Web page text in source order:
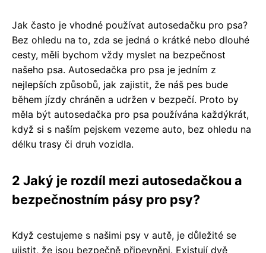
Jak často je vhodné používat autosedačku pro psa?
Bez ohledu na to, zda se jedná o krátké nebo dlouhé
cesty, měli bychom vždy myslet na bezpečnost
našeho psa. Autosedačka pro psa je jedním z
nejlepších způsobů, jak zajistit, že náš pes bude
během jízdy chráněn a udržen v bezpečí. Proto by
měla být autosedačka pro psa používána každýkrát,
když si s naším pejskem vezeme auto, bez ohledu na
délku trasy či druh vozidla.
2 Jaký je rozdíl mezi autosedačkou a
bezpečnostním pásy pro psy?
Když cestujeme s našimi psy v autě, je důležité se
ujistit, že jsou bezpečně připevněni. Existují dvě